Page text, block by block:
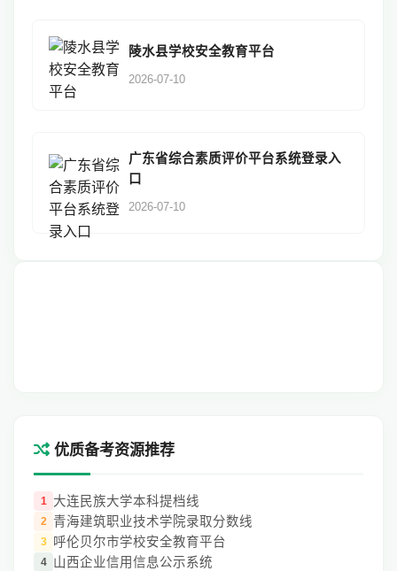
陵水县学校安全教育平台
2026-07-10
广东省综合素质评价平台系统登录入
口
2026-07-10
优质备考资源推荐
1 大连民族大学本科提档线
2 青海建筑职业技术学院录取分数线
3 呼伦贝尔市学校安全教育平台
4 山西企业信用信息公示系统